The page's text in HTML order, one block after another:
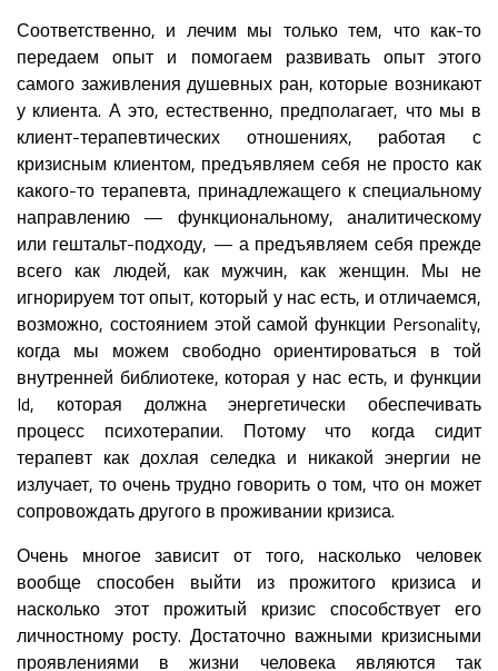
Соответственно, и лечим мы только тем, что как-то
передаем опыт и помогаем развивать опыт этого
самого заживления душевных ран, которые возникают
у клиента. А это, естественно, предполагает, что мы в
клиент-терапевтических отношениях, работая с
кризисным клиентом, предъявляем себя не просто как
какого-то терапевта, принадлежащего к специальному
направлению — функциональному, аналитическому
или гештальт-подходу, — а предъявляем себя прежде
всего как людей, как мужчин, как женщин. Мы не
игнорируем тот опыт, который у нас есть, и отличаемся,
возможно, состоянием этой самой функции Personality,
когда мы можем свободно ориентироваться в той
внутренней библиотеке, которая у нас есть, и функции
Id, которая должна энергетически обеспечивать
процесс психотерапии. Потому что когда сидит
терапевт как дохлая селедка и никакой энергии не
излучает, то очень трудно говорить о том, что он может
сопровождать другого в проживании кризиса.
Очень многое зависит от того, насколько человек
вообще способен выйти из прожитого кризиса и
насколько этот прожитый кризис способствует его
личностному росту. Достаточно важными кризисными
проявлениями в жизни человека являются так